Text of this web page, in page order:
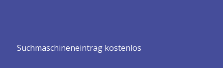
Suchmaschineneintrag kostenlos